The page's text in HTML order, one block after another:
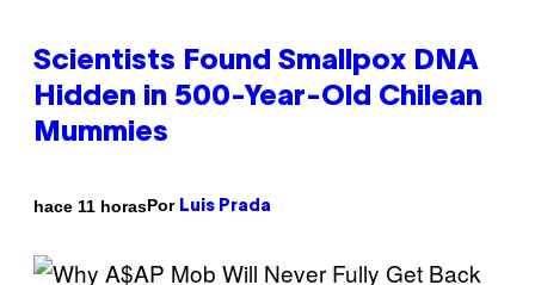
Scientists Found Smallpox DNA
Hidden in 500-Year-Old Chilean
Mummies
hace 11 horasPor Luis Prada